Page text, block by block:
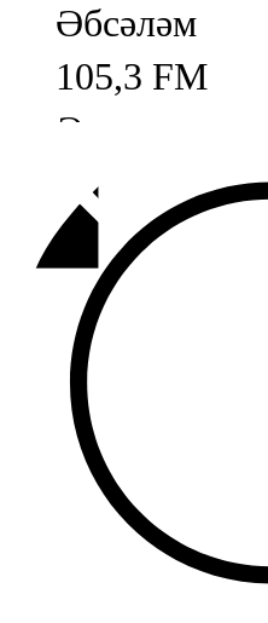
Әбсәләм
105,3 FM
Әлмәт
92,9 FM
Базарлы
107,1 FM
Балык
104,9 FM
Баулы
107,5 FM
Биләр